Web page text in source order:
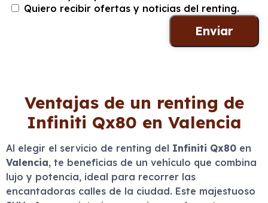
Quiero recibir ofertas y noticias del renting.
Ventajas de un renting de
Infiniti Qx80 en Valencia
Al elegir el servicio de renting del Infiniti Qx80 en
Valencia, te beneficias de un vehículo que combina
lujo y potencia, ideal para recorrer las
encantadoras calles de la ciudad. Este majestuoso